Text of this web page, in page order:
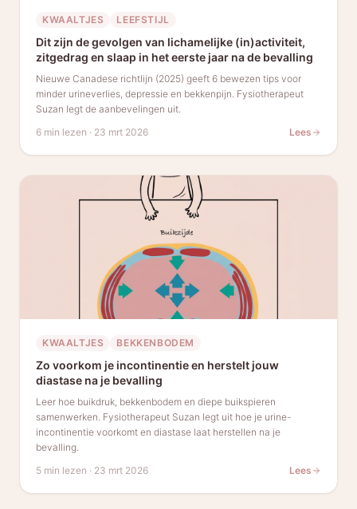
KWAALTJES LEEFSTIJL
Dit zijn de gevolgen van lichamelijke (in)activiteit,
zitgedrag en slaap in het eerste jaar na de bevalling
Nieuwe Canadese richtlijn (2025) geeft 6 bewezen tips voor
minder urineverlies, depressie en bekkenpijn. Fysiotherapeut
Suzan legt de aanbevelingen uit.
6 min lezen · 23 mrt 2026 Lees
KWAALTJES BEKKENBODEM
Zo voorkom je incontinentie en herstelt jouw
diastase na je bevalling
Leer hoe buikdruk, bekkenbodem en diepe buikspieren
samenwerken. Fysiotherapeut Suzan legt uit hoe je urine-
incontinentie voorkomt en diastase laat herstellen na je
bevalling.
5 min lezen · 23 mrt 2026 Lees